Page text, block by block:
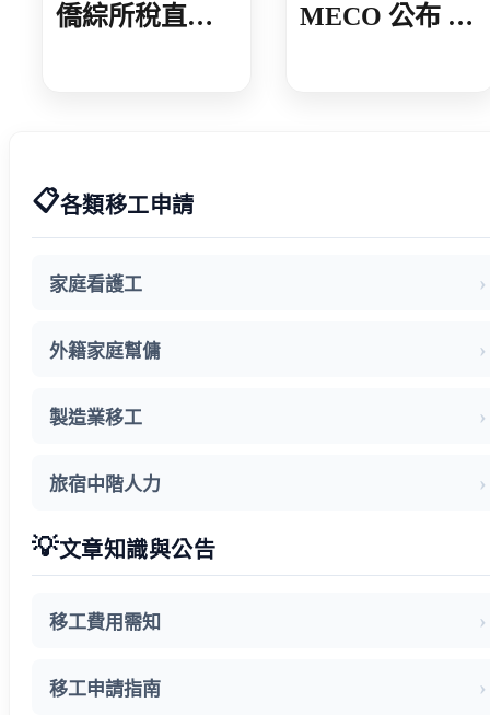
僑綜所稅直撥
MECO 公布 8
📋各類移工申請
家庭看護工
外籍家庭幫傭
製造業移工
旅宿中階人力
💡文章知識與公告
移工費用需知
移工申請指南